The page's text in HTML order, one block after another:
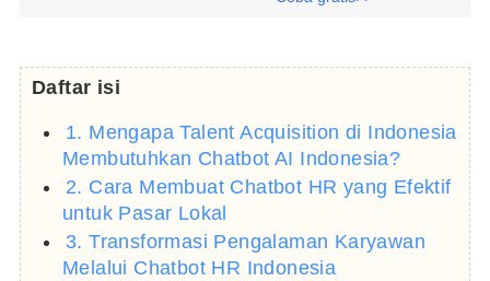
Daftar isi
1. Mengapa Talent Acquisition di Indonesia
Membutuhkan Chatbot AI Indonesia?
2. Cara Membuat Chatbot HR yang Efektif
untuk Pasar Lokal
3. Transformasi Pengalaman Karyawan
Melalui Chatbot HR Indonesia